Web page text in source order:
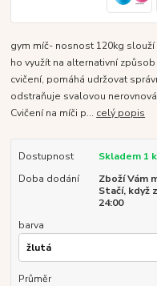
gym míč- nosnost 120kg
ho využít na alternativní
cvičení, pomáhá udržovat
odstraňuje svalovou
Cvičení na míči p... celý popis
Dostupnost
Skladem 1
Doba dodání
Zboží Vám
Stačí, když
24:00
barva
Průměr